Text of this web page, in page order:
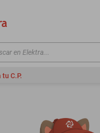
en Elektra...
C.P.